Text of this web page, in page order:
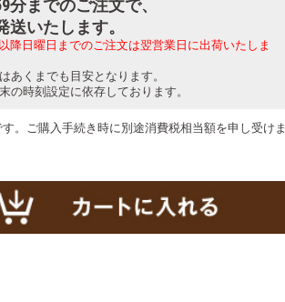
分までのご注文で、
送いたします。
降日曜日までのご注文は翌営業日に出荷いたしま
あくまでも目安となります。
の時刻設定に依存しております。
。ご購入手続き時に別途消費税相当額を申し受けま